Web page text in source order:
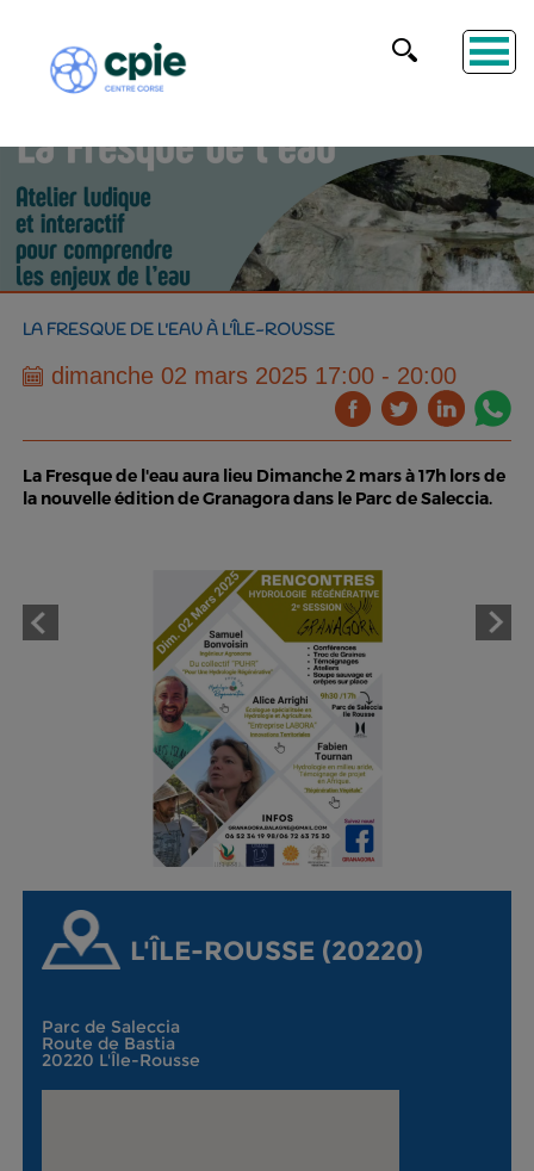
LA FRESQUE DE L'EAU À L'ÎLE-ROUSSE
dimanche 02 mars 2025 17:00 - 20:00
La Fresque de l'eau aura lieu Dimanche 2 mars à 17h lors de
la nouvelle édition de Granagora dans le Parc de Saleccia.
L'ÎLE-ROUSSE (20220)
Parc de Saleccia
Route de Bastia
20220 L'Île-Rousse